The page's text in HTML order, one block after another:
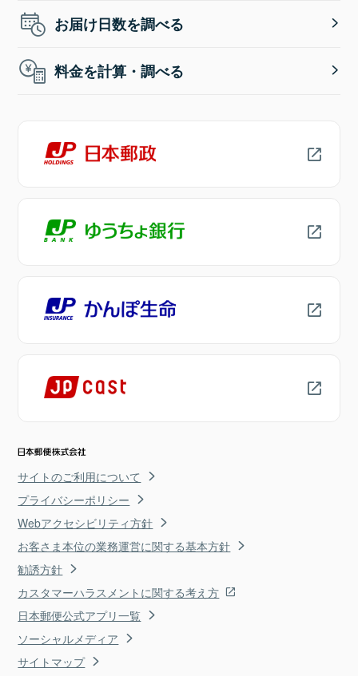
お届け日数を調べる
料金を計算・調べる
サイトのご利用について
プライバシーポリシー
Webアクセシビリティ方針
お客さま本位の業務運営に関する基本方針
勧誘方針
カスタマーハラスメントに関する考え方
日本郵便公式アプリ一覧
ソーシャルメディア
サイトマップ